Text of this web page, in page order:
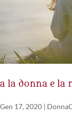
la donna e la
Gen 17, 2020|